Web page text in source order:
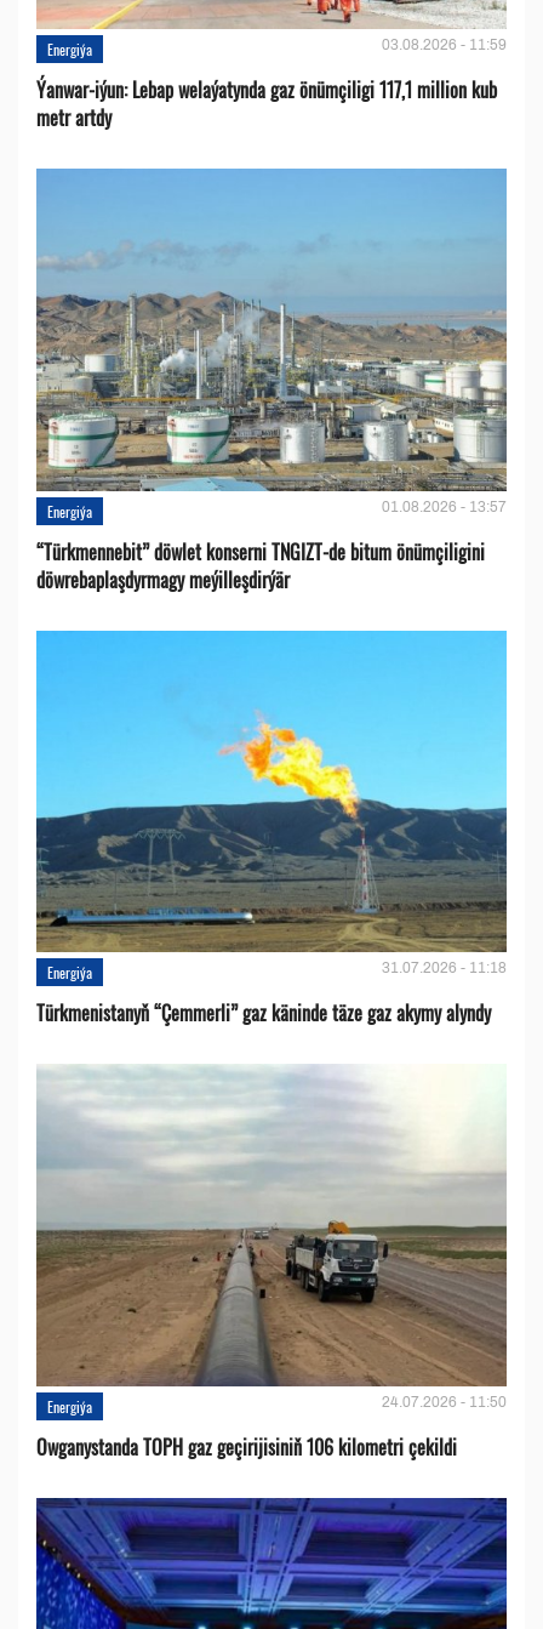
Energiýa 03.08.2026 - 11:59
Ýanwar-iýun: Lebap welaýatynda gaz önümçiligi 117,1 million kub
metr artdy
Energiýa 01.08.2026 - 13:57
“Türkmennebit” döwlet konserni TNGIZT-de bitum önümçiligini
döwrebaplaşdyrmagy meýilleşdirýär
Energiýa 31.07.2026 - 11:18
Türkmenistanyň “Çemmerli” gaz käninde täze gaz akymy alyndy
Energiýa 24.07.2026 - 11:50
Owganystanda TOPH gaz geçirijisiniň 106 kilometri çekildi